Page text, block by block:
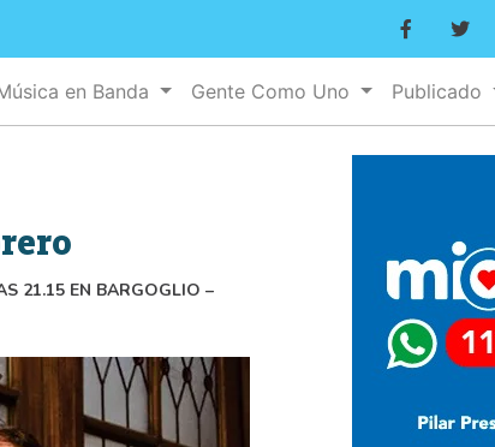
en Banda Gente Como Uno Publicado
21.15 EN BARGOGLIO –